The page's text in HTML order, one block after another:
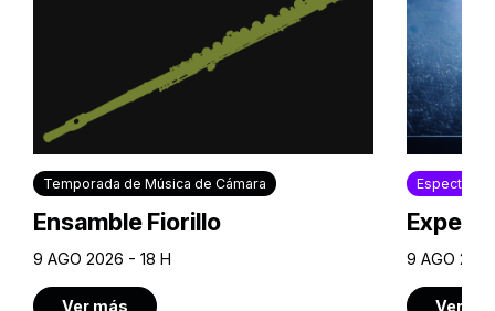
Temporada de Música de Cámara
Ensamble Fiorillo
9 AGO 2026 - 18 H
Ver más
9 AGO
Ver